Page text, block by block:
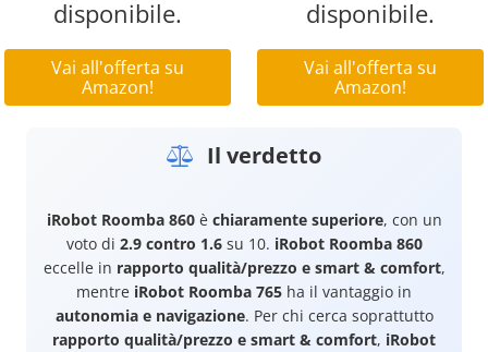
disponibile.
Vai all'offerta su
Amazon!
disponibile.
Vai all'offerta su
Amazon!
Il verdetto
iRobot Roomba 860è chiaramente superiore, con un
voto di 2.9 contro 1.6su 10. iRobot Roomba 860
eccelle in rapporto qualità/prezzo e smart & comfort,
mentre iRobot Roomba 765 ha il vantaggio in
autonomia e navigazione. Per chi cerca soprattutto
rapporto qualità/prezzo e smart & comfort, iRobot